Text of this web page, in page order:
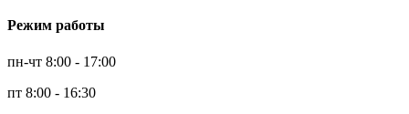
Режим работы
пн-чт 8:00 - 17:00
пт 8:00 - 16:30